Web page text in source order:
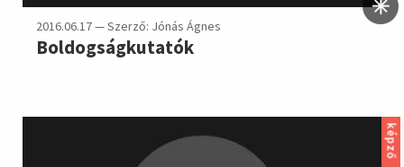
2016.06.17 — Szerző: Jónás Ágnes
Boldogságkutatók
képző